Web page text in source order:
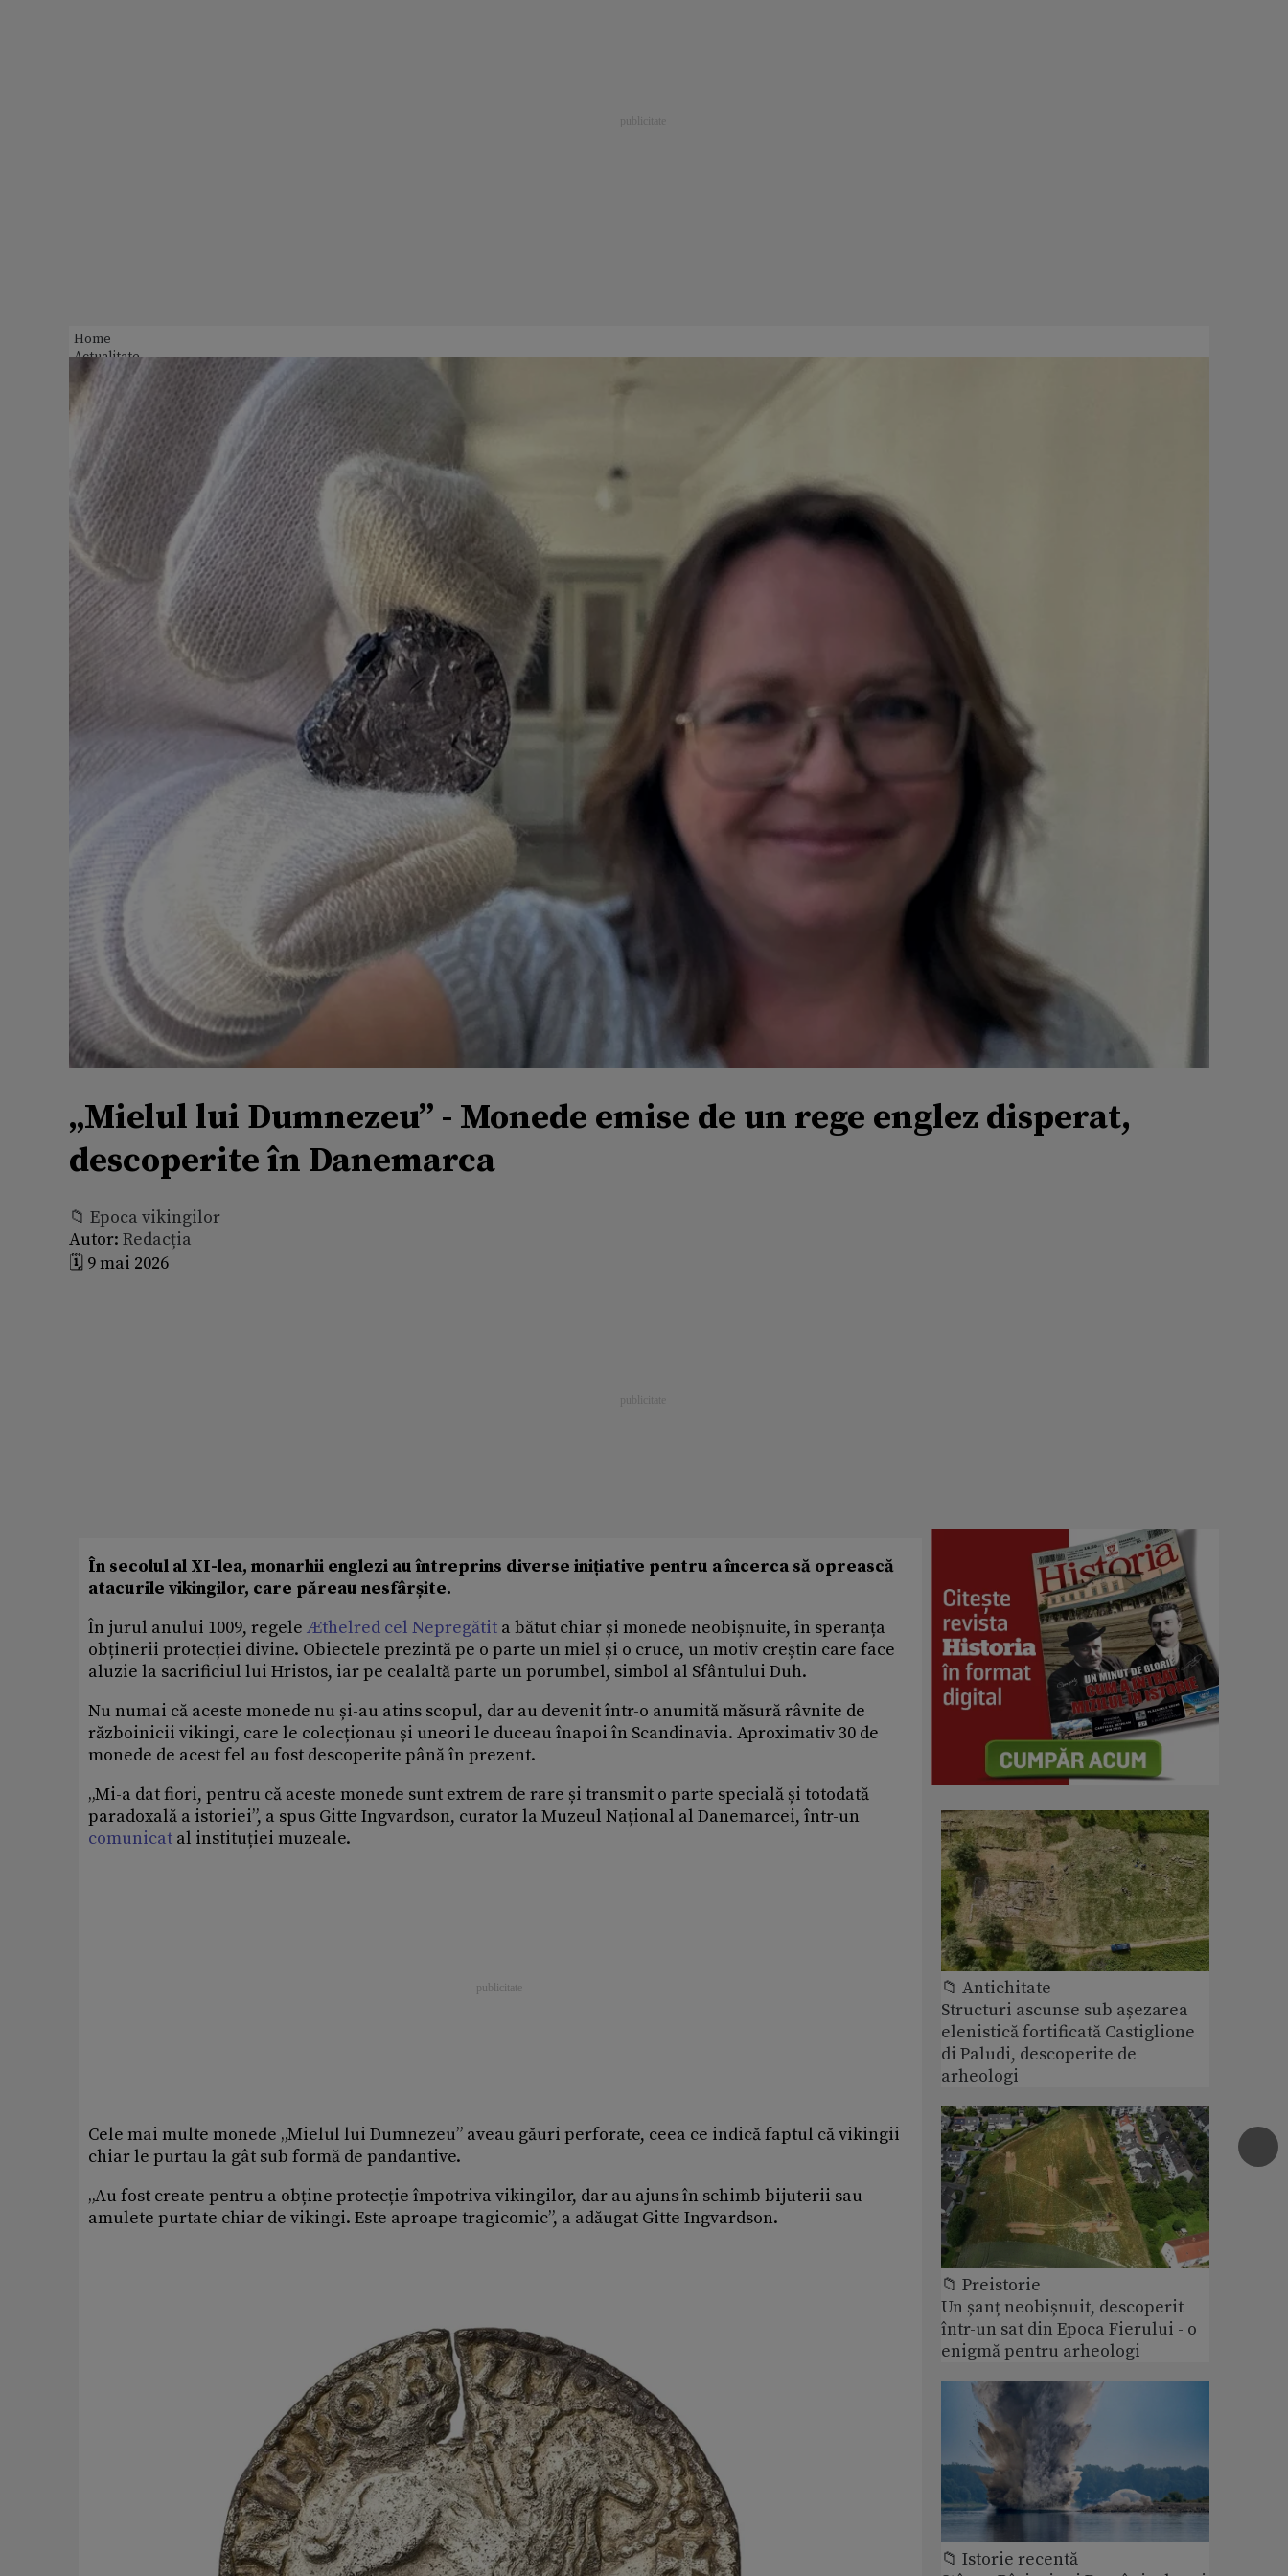
Home
Actualitate
„Mielul lui Dumnezeu” - Monede emise de un rege englez disperat,
descoperite în Danemarca
📁 Epoca vikingilor
Autor: Redacția
🗓️ 9 mai 2026
În secolul al XI-lea, monarhii englezi au întreprins diverse inițiative pentru a încerca să oprească
atacurile vikingilor, care păreau nesfârșite.
În jurul anului 1009, regele Æthelred cel Nepregătit a bătut chiar și monede neobișnuite, în speranța
obținerii protecției divine. Obiectele prezintă pe o parte un miel și o cruce, un motiv creștin care face
aluzie la sacrificiul lui Hristos, iar pe cealaltă parte un porumbel, simbol al Sfântului Duh.
Nu numai că aceste monede nu și-au atins scopul, dar au devenit într-o anumită măsură râvnite de
războinicii vikingi, care le colecționau și uneori le duceau înapoi în Scandinavia. Aproximativ 30 de
monede de acest fel au fost descoperite până în prezent.
„Mi-a dat fiori, pentru că aceste monede sunt extrem de rare și transmit o parte specială și totodată
paradoxală a istoriei”, a spus Gitte Ingvardson, curator la Muzeul Național al Danemarcei, într-un
comunicat al instituției muzeale.
Cele mai multe monede „Mielul lui Dumnezeu” aveau găuri perforate, ceea ce indică faptul că vikingii
chiar le purtau la gât sub formă de pandantive.
„Au fost create pentru a obține protecție împotriva vikingilor, dar au ajuns în schimb bijuterii sau
amulete purtate chiar de vikingi. Este aproape tragicomic”, a adăugat Gitte Ingvardson.
📁 Antichitate
Structuri ascunse sub așezarea
elenistică fortificată Castiglione
di Paludi, descoperite de
arheologi
📁 Preistorie
Un șanț neobișnuit, descoperit
într-un sat din Epoca Fierului - o
enigmă pentru arheologi
📁 Istorie recentă